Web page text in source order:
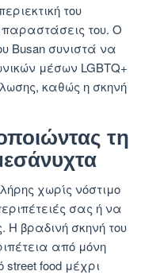
του
παραστάσεις του. Ο
Busan συνιστά να
μέσων LGBTQ+
καθώς η σκηνή
τη
χωρίς νόστιμο
σας ή να
Η βραδινή σκηνή του
από μόνη
food μέχρι